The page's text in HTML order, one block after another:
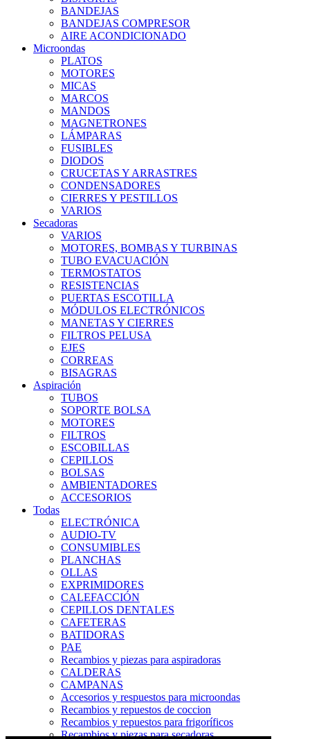
BANDEJAS
BANDEJAS COMPRESOR
AIRE ACONDICIONADO
Microondas
PLATOS
MOTORES
MICAS
MARCOS
MANDOS
MAGNETRONES
LÁMPARAS
FUSIBLES
DIODOS
CRUCETAS Y ARRASTRES
CONDENSADORES
CIERRES Y PESTILLOS
VARIOS
Secadoras
VARIOS
MOTORES, BOMBAS Y TURBINAS
TUBO EVACUACIÓN
TERMOSTATOS
RESISTENCIAS
PUERTAS ESCOTILLA
MÓDULOS ELECTRÓNICOS
MANETAS Y CIERRES
FILTROS PELUSA
EJES
CORREAS
BISAGRAS
Aspiración
TUBOS
SOPORTE BOLSA
MOTORES
FILTROS
ESCOBILLAS
CEPILLOS
BOLSAS
AMBIENTADORES
ACCESORIOS
Todas
ELECTRÓNICA
AUDIO-TV
CONSUMIBLES
PLANCHAS
OLLAS
EXPRIMIDORES
CALEFACCIÓN
CEPILLOS DENTALES
CAFETERAS
BATIDORAS
PAE
Recambios y piezas para aspiradoras
CALDERAS
CAMPANAS
Accesorios y respuestos para microondas
Recambios y repuestos de coccion
Recambios y repuestos para frigoríficos
Recambios y piezas para secadoras